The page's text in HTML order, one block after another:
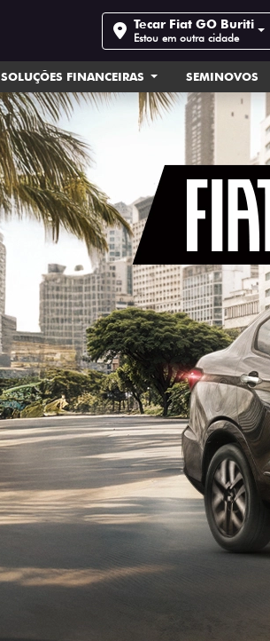
Tecar Fiat GO Buriti
Estou em outra cidade
SOLUÇÕES FINANCEIRAS SEMINOVOS